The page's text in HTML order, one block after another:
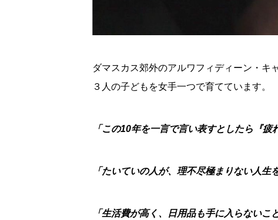
ダマスカス郊外のアルワフィディーン・キ
３人の子どもを女手一つで育てています。
「この10年を一言で言い表すとしたら『
「たいていの人が、理不尽極まりない人生
「生活費が高く、日用品も手に入らないこ